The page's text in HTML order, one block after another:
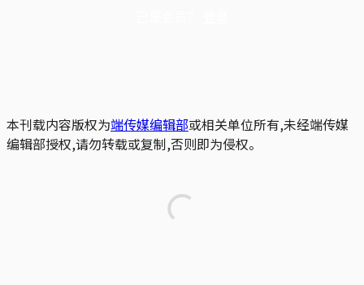
本刊载内容版权为端传媒编辑部或相关单位所有,未经端传媒
编辑部授权,请勿转载或复制,否则即为侵权。